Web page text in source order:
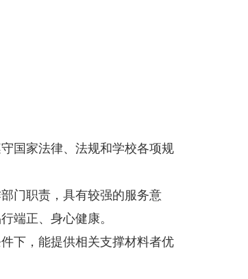
国家法律、法规和学校各项规
门职责，具有较强的服务意
端正、身心健康。
下，能提供相关支撑材料者优